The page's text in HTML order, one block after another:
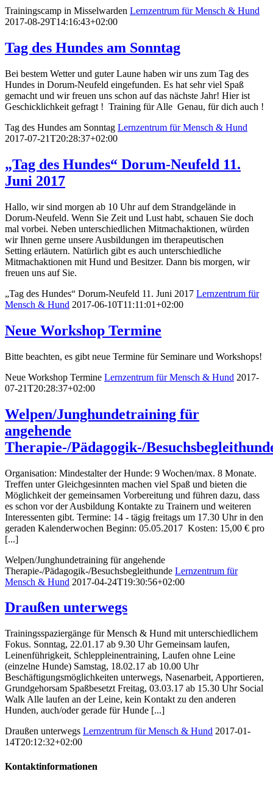
Trainingscamp in Misselwarden Lernzentrum für Mensch & Hund
2017-08-29T14:16:43+02:00
Tag des Hundes am Sonntag
Bei bestem Wetter und guter Laune haben wir uns zum Tag des
Hundes in Dorum-Neufeld eingefunden. Es hat sehr viel Spaß
gemacht und wir freuen uns schon auf das nächste Jahr! Hier ist
Geschicklichkeit gefragt ! Training für Alle Genau, für dich auch !
Tag des Hundes am Sonntag Lernzentrum für Mensch & Hund
2017-07-21T20:28:37+02:00
„Tag des Hundes“ Dorum-Neufeld 11.
Juni 2017
Hallo, wir sind morgen ab 10 Uhr auf dem Strandgelände in
Dorum-Neufeld. Wenn Sie Zeit und Lust habt, schauen Sie doch
mal vorbei. Neben unterschiedlichen Mitmachaktionen, würden
wir Ihnen gerne unsere Ausbildungen im therapeutischen
Setting erläutern. Natürlich gibt es auch unterschiedliche
Mitmachaktionen mit Hund und Besitzer. Dann bis morgen, wir
freuen uns auf Sie.
„Tag des Hundes“ Dorum-Neufeld 11. Juni 2017 Lernzentrum für
Mensch & Hund 2017-06-10T11:11:01+02:00
Neue Workshop Termine
Bitte beachten, es gibt neue Termine für Seminare und Workshops!
Neue Workshop Termine Lernzentrum für Mensch & Hund 2017-
07-21T20:28:37+02:00
Welpen/Junghundetraining für
angehende
Therapie-/Pädagogik-/
Organisation: Mindestalter der Hunde: 9 Wochen/max. 8 Monate.
Treffen unter Gleichgesinnten machen viel Spaß und bieten die
Möglichkeit der gemeinsamen Vorbereitung und führen dazu, dass
es schon vor der Ausbildung Kontakte zu Trainern und weiteren
Interessenten gibt. Termine: 14 - tägig freitags um 17.30 Uhr in den
geraden Kalenderwochen Beginn: 05.05.2017 Kosten: 15,00 € pro
[...]
Welpen/Junghundetraining für angehende
Therapie-/Pädagogik-/Besuchsbegleithunde Lernzentrum für
Mensch & Hund 2017-04-24T19:30:56+02:00
Draußen unterwegs
Trainingsspaziergänge für Mensch & Hund mit unterschiedlichem
Fokus. Sonntag, 22.01.17 ab 9.30 Uhr Gemeinsam laufen,
Leinenführigkeit, Schleppleinentraining, Laufen ohne Leine
(einzelne Hunde) Samstag, 18.02.17 ab 10.00 Uhr
Beschäftigungsmöglichkeiten unterwegs, Nasenarbeit, Apportieren,
Grundgehorsam Spaßbesetzt Freitag, 03.03.17 ab 15.30 Uhr Social
Walk Alle laufen an der Leine, kein Kontakt zu den anderen
Hunden, auch/oder gerade für Hunde [...]
Draußen unterwegs Lernzentrum für Mensch & Hund 2017-01-
14T20:12:32+02:00
Kontaktinformationen